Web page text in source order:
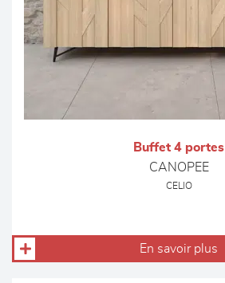
Buffet 4 portes
CANOPEE
CELIO
En savoir plus